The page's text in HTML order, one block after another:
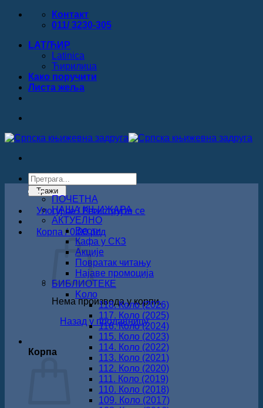
Прескочи
Контакт
011/ 3230-305
LAT/ЋИР
Latinica
Ћирилица
Како поручити
Листa жеља
Products
search
Тражи
Улогуј се / Региструјте се
Корпа /0.00рсд
Нема производа у корпи.
Назад у продавницу
Корпа
ПОЧЕТНА
НАША КЊИЖАРА
АКТУЕЛНО
Вести
Кафа у СКЗ
Акције
Повратак читању
Најаве промоција
БИБЛИОТЕКЕ
Koло
118. Коло (2026)
117. Коло (2025)
116. Коло (2024)
115. Коло (2023)
114. Коло (2022)
113. Коло (2021)
112. Коло (2020)
111. Коло (2019)
110. Коло (2018)
109. Коло (2017)